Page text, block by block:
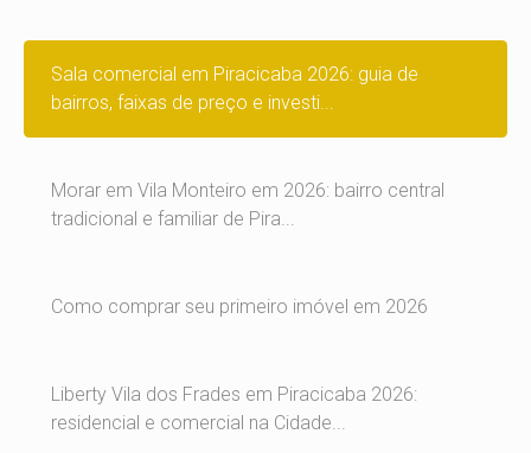
Sala comercial em Piracicaba 2026: guia de
bairros, faixas de preço e investi...
Morar em Vila Monteiro em 2026: bairro central
tradicional e familiar de Pira...
Como comprar seu primeiro imóvel em 2026
Liberty Vila dos Frades em Piracicaba 2026:
residencial e comercial na Cidade...